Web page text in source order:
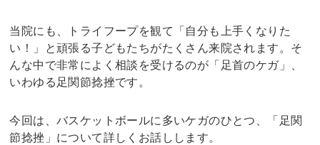
当院にも、トライフープを観て「自分も上手くなりた
い！」と頑張る子どもたちがたくさん来院されます。そ
んな中で非常によく相談を受けるのが「足首のケガ」、
いわゆる足関節捻挫です。
今回は、バスケットボールに多いケガのひとつ、「足関
節捻挫」について詳しくお話しします。